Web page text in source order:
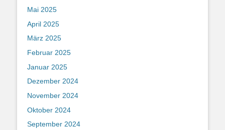
Mai 2025
April 2025
März 2025
Februar 2025
Januar 2025
Dezember 2024
November 2024
Oktober 2024
September 2024